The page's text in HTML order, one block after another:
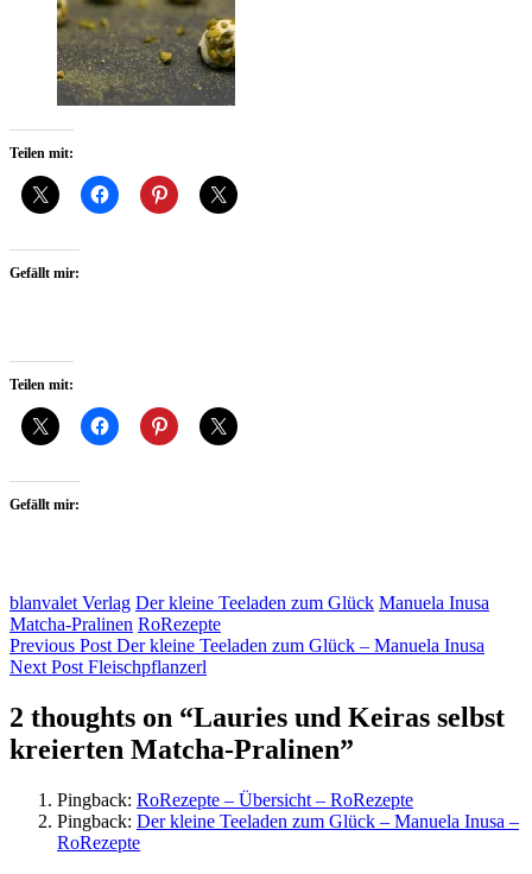
Teilen mit:
Gefällt mir:
Teilen mit:
Gefällt mir:
blanvalet Verlag Der kleine Teeladen zum Glück Manuela Inusa
Matcha-Pralinen RoRezepte
Beitragsnavigation
Previous Post Der kleine Teeladen zum Glück – Manuela Inusa
Next Post Fleischpflanzerl
2 thoughts on “Lauries und Keiras selbst
kreierten Matcha-Pralinen”
Pingback: RoRezepte – Übersicht – RoRezepte
Pingback: Der kleine Teeladen zum Glück – Manuela Inusa –
RoRezepte